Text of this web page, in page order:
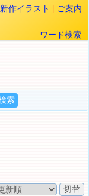
新作イラスト | ご案内
ワード検索